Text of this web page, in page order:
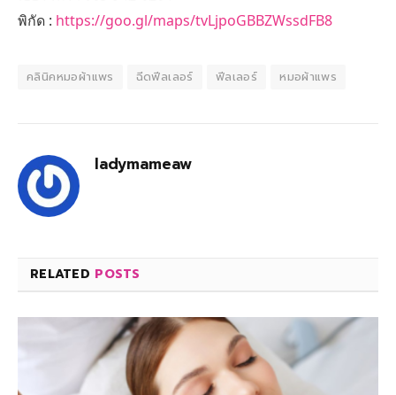
พิกัด : https://goo.gl/maps/tvLjpoGBBZWssdFB8
คลินิคหมอผ้าแพร ฉีดฟีลเลอร์ ฟีลเลอร์ หมอผ้าแพร
ladymameaw
RELATED POSTS